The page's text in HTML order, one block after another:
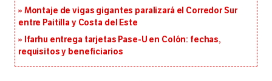
Montaje de vigas gigantes paralizará el Corredor Sur
entre Paitilla y Costa del Este
Ifarhu entrega tarjetas Pase-U en Colón: fechas,
requisitos y beneficiarios